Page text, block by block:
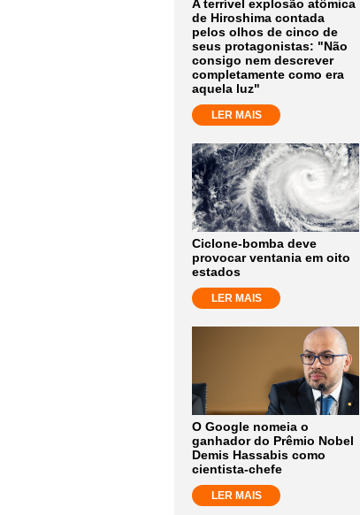
A terrível explosão atômica
de Hiroshima contada
pelos olhos de cinco de
seus protagonistas: "Não
consigo nem descrever
completamente como era
aquela luz"
LER MAIS
Ciclone-bomba deve
provocar ventania em oito
estados
LER MAIS
O Google nomeia o
ganhador do Prêmio Nobel
Demis Hassabis como
cientista-chefe
LER MAIS